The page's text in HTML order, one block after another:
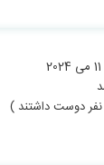
نفر دوست داشتند )